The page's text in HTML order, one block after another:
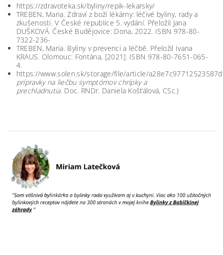
https://zdravoteka.sk/byliny/repik-lekarsky/
TREBEN, Maria. Zdraví z boží lékárny: léčivé byliny, rady a
zkušenosti. V České republice 5. vydání. Přeložil Jana
DUŠKOVÁ. České Budějovice: Dona, 2022. ISBN 978-80-
7322-236-
TREBEN, Maria. Byliny v prevenci a léčbě. Přeložil Ivana
KRAUS. Olomouc: Fontána, [2021]. ISBN 978-80-7651-065-
4.
https://www.solen.sk/storage/file/article/
prípravky na liečbu symptómov chrípky a
prechladnutia. Doc. RNDr. Daniela Košťálová, CSc.)